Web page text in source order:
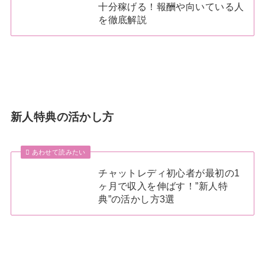
十分稼げる！報酬や向いている人
を徹底解説
新人特典の活かし方
あわせて読みたい
チャットレディ初心者が最初の1
ヶ月で収入を伸ばす！”新人特
典”の活かし方3選